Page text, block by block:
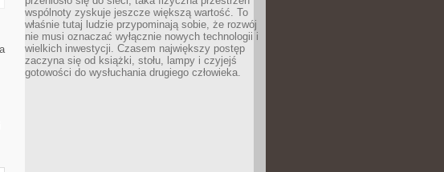
wspólnoty zyskuje jeszcze większą wartość. To
właśnie tutaj ludzie przypominają sobie, że rozwój
nie musi oznaczać wyłącznie nowych technologii i
wielkich inwestycji. Czasem największy postęp
zaczyna się od książki, stołu, lampy i czyjejś
gotowości do wysłuchania drugiego człowieka.